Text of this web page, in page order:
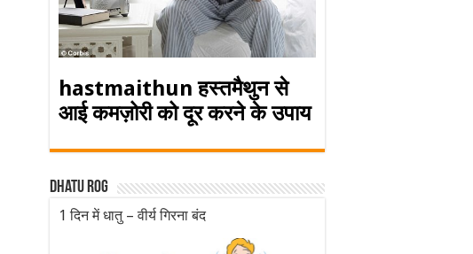
hastmaithun हस्तमैथुन से
आई कमज़ोरी को दूर करने के उपाय
Dhatu rog
1 दिन में धातु – वीर्य गिरना बंद